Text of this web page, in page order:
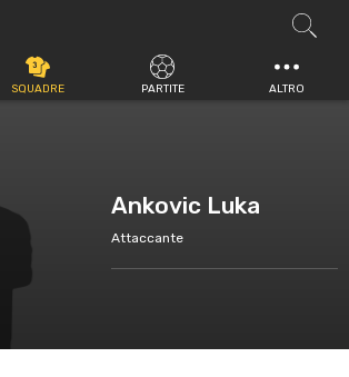
SQUADRE PARTITE ALTRO
Ankovic Luka
Attaccante